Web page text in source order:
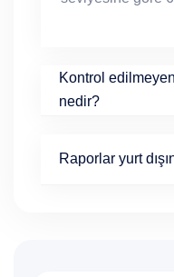
Kontrol
nedir?
Raporlar yurt